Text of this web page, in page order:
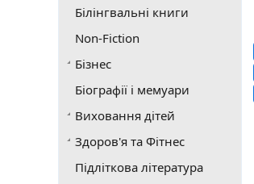
Білінгвальні книги
Non-Fiction
Бізнес
Біографії і мемуари
Виховання дітей
Здоров'я та Фітнес
Підліткова література